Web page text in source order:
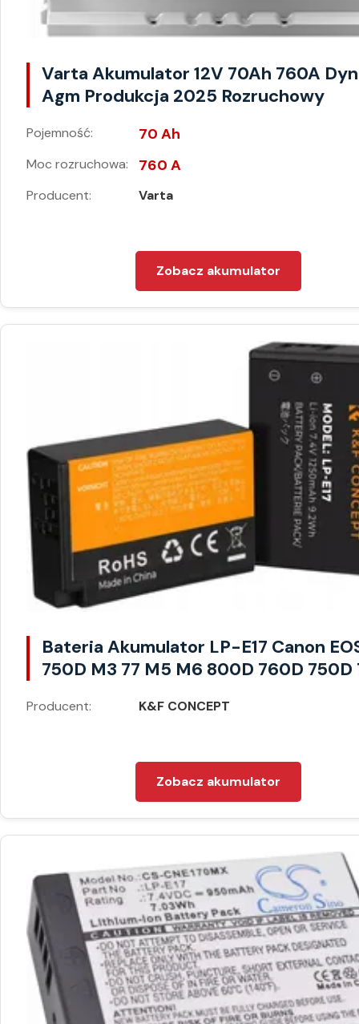
Varta Akumulator 12V 70Ah 760A
Agm Produkcja 2025 Rozruchowy
Pojemność: 70 Ah
Moc rozruchowa: 760 A
Producent: Varta
Zobacz akumulator
Bateria Akumulator LP-E17 Canon
750D M3 77 M5 M6 800D 760D 750D
Producent: K&F CONCEPT
Zobacz akumulator